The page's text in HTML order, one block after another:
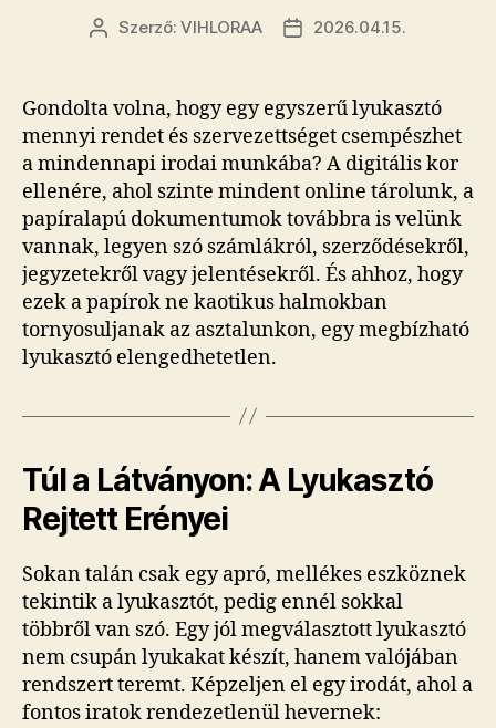
Bejegyzés
Szerző:VIHLORAA
Bejegyzés
2026.04.15.
Gondolta volna, hogy egy egyszerű lyukasztó
mennyi rendet és szervezettséget csempészhet
a mindennapi irodai munkába? A digitális kor
ellenére, ahol szinte mindent online tárolunk, a
papíralapú dokumentumok továbbra is velünk
vannak, legyen szó számlákról, szerződésekről,
jegyzetekről vagy jelentésekről. És ahhoz, hogy
ezek a papírok ne kaotikus halmokban
tornyosuljanak az asztalunkon, egy megbízható
lyukasztó elengedhetetlen.
Túl a Látványon: A Lyukasztó
Rejtett Erényei
Sokan talán csak egy apró, mellékes eszköznek
tekintik a lyukasztót, pedig ennél sokkal
többről van szó. Egy jól megválasztott lyukasztó
nem csupán lyukakat készít, hanem valójában
rendszert teremt. Képzeljen el egy irodát, ahol a
fontos iratok rendezetlenül hevernek: